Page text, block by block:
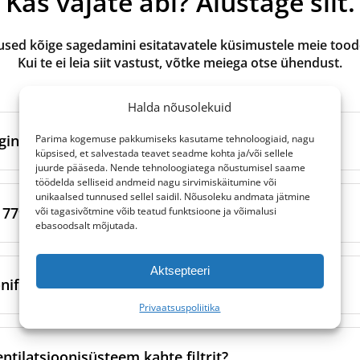
Halda nõusolekuid
Parima kogemuse pakkumiseks kasutame tehnoloogiaid, nagu
küpsised, et salvestada teavet seadme kohta ja/või sellele
juurde pääseda. Nende tehnoloogiatega nõustumisel saame
töödelda selliseid andmeid nagu sirvimiskäitumine või
unikaalsed tunnused sellel saidil. Nõusoleku andmata jätmine
või tagasivõtmine võib teatud funktsioone ja võimalusi
ebasoodsalt mõjutada.
Aktsepteeri
Privaatsuspoliitika
kõige sagedamini esitatavatele küsimustele meie
Kui te ei leia siit vastust, võtke meiega otse ühendust.
ja oma kaubamärgi toodetel?
valmistatud ventilatsiooniseadme originaalbrändi poolt või
kaudu. Need vastavad kaubamärgi
on seevastu valmistatud usaldusväärsete
kvaliteedinõuetele. Teeme oma tootmispartneritega
et tagada täpne sobivus ja töökindel toimivus.
kaubamärgiga, on oma kaubamärgi filtrid sageli
hinna ja kvaliteedi suhet.
ja ISO 16890 filtriklassidel?
on kaks erinevat standardit õhufiltrite
nad osakeste eemaldamiseks erinevaid
kasutas selliseid klassifikatsioone nagu G4, M5,
klassifitseerib filtreid nende tõhususe ja konkreetsete
võivad aidata allergiate puhul?
filtrite (näiteks F7 või ePM1 filtrid) kasutamine võib
tolmulestad ja lemmikloomade kõõm, parandades